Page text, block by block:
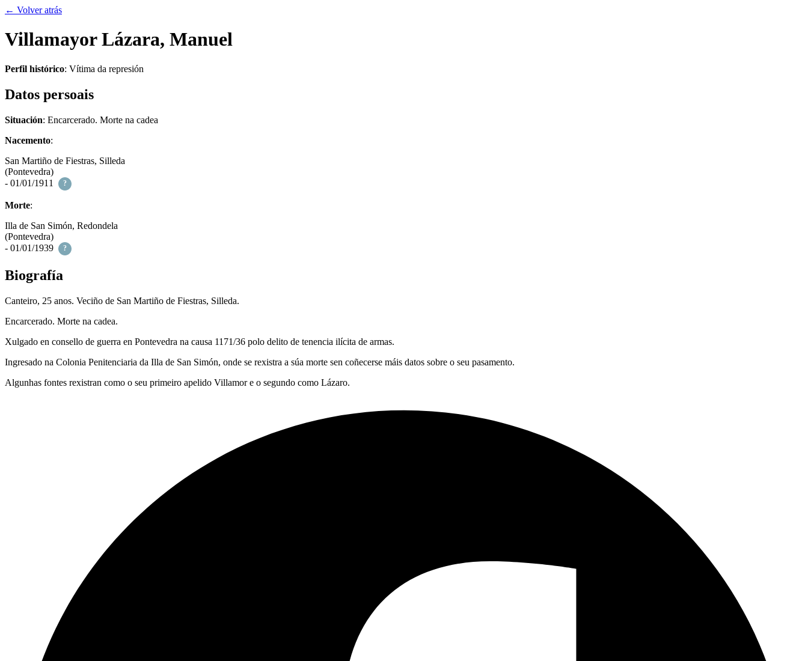
← Volver atrás
Villamayor Lázara, Manuel
Perfil histórico: Vítima da represión
Datos persoais
Situación: Encarcerado. Morte na cadea
Nacemento:
San Martiño de Fiestras, Silleda
(Pontevedra)
- 01/01/1911
?
Morte:
Illa de San Simón, Redondela
(Pontevedra)
- 01/01/1939
?
Biografía
Canteiro, 25 anos. Veciño de San Martiño de Fiestras, Silleda.
Encarcerado. Morte na cadea.
Xulgado en consello de guerra en Pontevedra na causa 1171/36 polo delito de tenencia ilícita de armas.
Ingresado na Colonia Penitenciaria da Illa de San Simón, onde se rexistra a súa morte sen coñecerse máis datos sobre o seu pasamento.
Algunhas fontes rexistran como o seu primeiro apelido Villamor e o segundo como Lázaro.